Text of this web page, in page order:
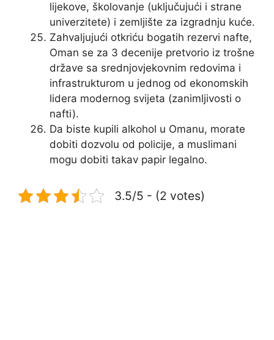
lijekove, školovanje (uključujući i strane
univerzitete) i zemljište za izgradnju kuće.
Zahvaljujući otkriću bogatih rezervi nafte,
Oman se za 3 decenije pretvorio iz trošne
države sa srednjovjekovnim redovima i
infrastrukturom u jednog od ekonomskih
lidera modernog svijeta (zanimljivosti o
nafti).
Da biste kupili alkohol u Omanu, morate
dobiti dozvolu od policije, a muslimani
mogu dobiti takav papir legalno.
3.5/5 - (2 votes)